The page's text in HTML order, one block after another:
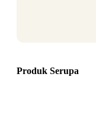
Produk Serupa